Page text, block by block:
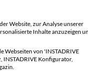
bleiben
wird es
Test jedoch mit
Website, zur Analyse unserer
Inhalte anzuzeigen
Webseiten von 'INSTADRIVE
INSTADRIVE Konfigurator,